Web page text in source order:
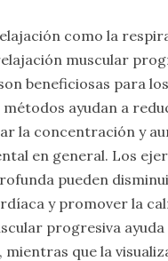
como la
muscular
beneficiosas para
ayudan a
la concentración y
en general. Los
pueden
y promover la
progresiva ayuda
que la